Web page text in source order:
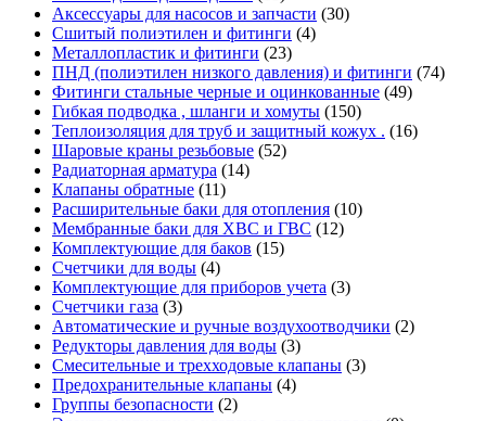
Аксессуары для насосов и запчасти (30)
Сшитый полиэтилен и фитинги (4)
Металлопластик и фитинги (23)
ПНД (полиэтилен низкого давления) и фитинги (74)
Фитинги стальные черные и оцинкованные (49)
Гибкая подводка , шланги и хомуты (150)
Теплоизоляция для труб и защитный кожух . (16)
Шаровые краны резьбовые (52)
Радиаторная арматура (14)
Клапаны обратные (11)
Расширительные баки для отопления (10)
Мембранные баки для ХВС и ГВС (12)
Комплектующие для баков (15)
Счетчики для воды (4)
Комплектующие для приборов учета (3)
Счетчики газа (3)
Автоматические и ручные воздухоотводчики (2)
Редукторы давления для воды (3)
Смесительные и трехходовые клапаны (3)
Предохранительные клапаны (4)
Группы безопасности (2)